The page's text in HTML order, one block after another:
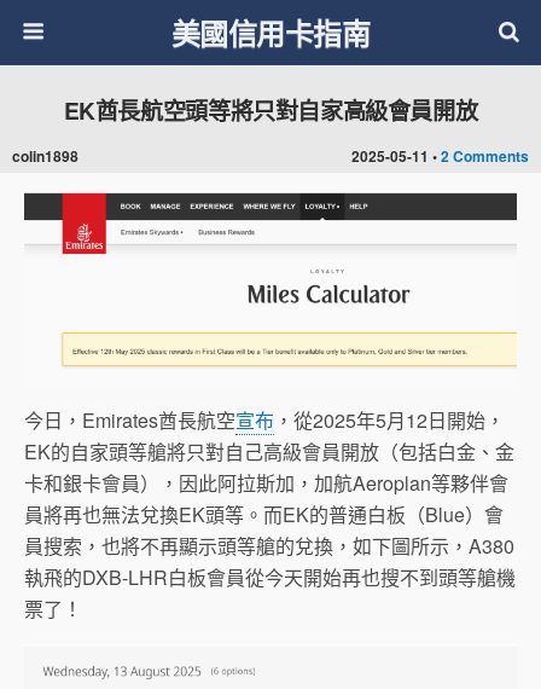
美國信用卡指南
2025-05-11 •2 Comments
EK酋長航空頭等將只對自家高級會員開放
colin1898
今日，Emirates酋長航空宣布 ，從2025年5月12日開始，
EK的自家頭等艙將只對自己高級會員開放（包括白金、金
卡和銀卡會員），因此阿拉斯加，加航Aeroplan等夥伴會
員將再也無法兌換EK頭等。而EK的普通白板（Blue）會
員搜索，也將不再顯示頭等艙的兌換，如下圖所示，A380
執飛的DXB-LHR白板會員從今天開始再也搜不到頭等艙機
票了！